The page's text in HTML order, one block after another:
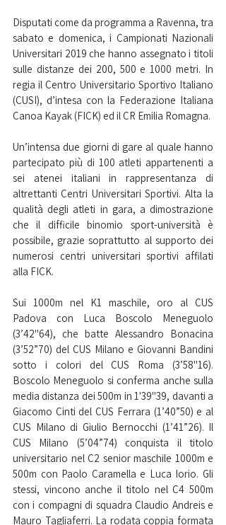
Disputati come da programma a Ravenna, tra
sabato e domenica, i Campionati Nazionali
Universitari 2019 che hanno assegnato i titoli
sulle distanze dei 200, 500 e 1000 metri. In
regia il Centro Universitario Sportivo Italiano
(CUSI), d’intesa con la Federazione Italiana
Canoa Kayak (FICK) ed il CR Emilia Romagna.
Un’intensa due giorni di gare al quale hanno
partecipato più di 100 atleti appartenenti a
sei atenei italiani in rappresentanza di
altrettanti Centri Universitari Sportivi. Alta la
qualità degli atleti in gara, a dimostrazione
che il difficile binomio sport-università è
possibile, grazie soprattutto al supporto dei
numerosi centri universitari sportivi affilati
alla FICK.
Sui 1000m nel K1 maschile, oro al CUS
Padova con Luca Boscolo Meneguolo
(3’42"64), che batte Alessandro Bonacina
(3’52”70) del CUS Milano e Giovanni Bandini
sotto i colori del CUS Roma (3’58"16).
Boscolo Meneguolo si conferma anche sulla
media distanza dei 500m in 1'39"39, davanti a
Giacomo Cinti del CUS Ferrara (1’40”50) e al
CUS Milano di Giulio Bernocchi (1’41”26). Il
CUS Milano (5’04”74) conquista il titolo
universitario nel C2 senior maschile 1000m e
500m con Paolo Caramella e Luca Iorio. Gli
stessi, vincono anche il titolo nel C4 500m
con i compagni di squadra Claudio Andreis e
Mauro Tagliaferri. La rodata coppia formata